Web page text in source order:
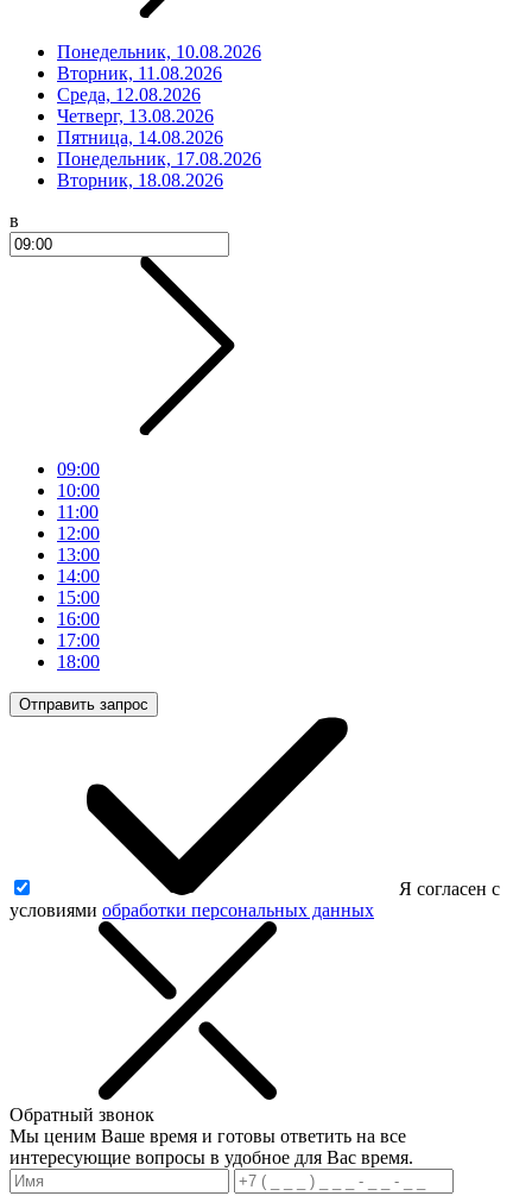
Понедельник, 10.08.2026
Вторник, 11.08.2026
Среда, 12.08.2026
Четверг, 13.08.2026
Пятница, 14.08.2026
Понедельник, 17.08.2026
Вторник, 18.08.2026
в
09:00
10:00
11:00
12:00
13:00
14:00
15:00
16:00
17:00
18:00
Отправить запрос
Я согласен с
условиями обработки персональных данных
Обратный звонок
Мы ценим Ваше время и готовы ответить на все
интересующие вопросы в удобное для Вас время.